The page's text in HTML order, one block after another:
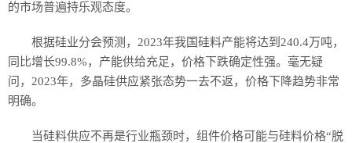
的市场普遍持乐观态度。
根据硅业分会预测，2023年我国硅料产能将达到240.4万吨，
同比增长99.8%，产能供给充足，价格下跌确定性强。毫无疑
问，2023年，多晶硅供应紧张态势一去不返，价格下降趋势非常
明确。
当硅料供应不再是行业瓶颈时，组件价格可能与硅料价格“脱